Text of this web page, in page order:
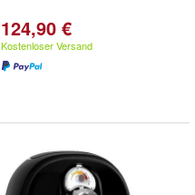
124,90 €
Kostenloser Versand